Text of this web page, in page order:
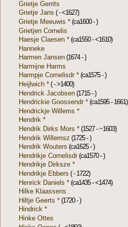
Grietje Gerrits
Grietje Jans ( - <1627)
Grietje Meeuwis * (ca1600 - )
Grietjen Cornelis
Haesje Claesen * (ca1550 - <1610)
Hanneke
Harmen Jansen (1674 - )
Harmijne Harms
Harmpje Cornelisdr * (ca1575 - )
Heijlwich * ( - >1400)
Hendrick Jacobsen (1715 - )
Hendrickie Goossendr * (ca1595 - 1661)
Hendrickje Willems *
Hendrik *
Hendrik Dirks Mors * (1527 - ~1603)
Hendrik Willemsz (1725 - )
Hendrik Wouters (ca1625 - )
Hendrikje Cornelisdr(ca1570 - )
Hendrikje Dirksze *
Hendrikje Ebbers ( - 1722)
Henrick Daniels * (ca1435 - <1474)
Hilke Klaassens .
Hiltje Geerts * (1720 - )
Hindrick *
Hinke Ottes